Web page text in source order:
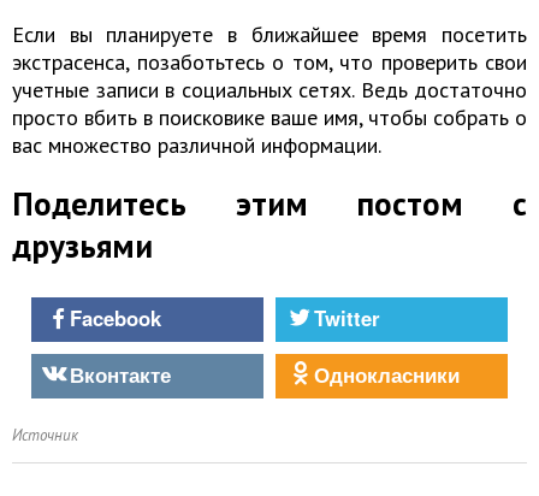
Если вы планируете в ближайшее время посетить
экстрасенса, позаботьтесь о том, что проверить свои
учетные записи в социальных сетях. Ведь достаточно
просто вбить в поисковике ваше имя, чтобы собрать о
вас множество различной информации.
Поделитесь этим постом с
друзьями
Facebook
Twitter
Вконтакте
Однокласники
Источник